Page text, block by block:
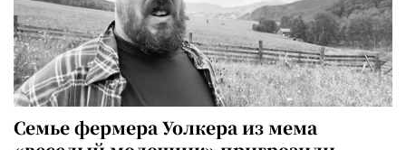
Семье фермера Уолкера из мема